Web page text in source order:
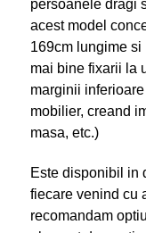
persoanele dragi
acest model
169cm lungime si
mai bine fixarii la
marginii
mobilier, creand
masa, etc.)
Este disponibil in
fiecare venind cu
recomandam